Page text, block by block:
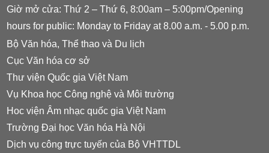
Giờ mở cửa: Thứ 2 – Thứ 6, 8:00am – 5:00pm/Opening
hours for public: Monday to Friday at 8.00 a.m. - 5.00 p.m.
Bộ Văn hóa, Thể thao và Du lịch
Cục Văn hóa cơ sở
Thư viện Quốc gia Việt Nam
Vụ Khoa học Công nghệ và Môi trường
Hoc viện Âm nhạc quốc gia Việt Nam
Trường Đại học Văn hóa Hà Nội
Dịch vụ công trực tuyến của Bộ VHTTDL